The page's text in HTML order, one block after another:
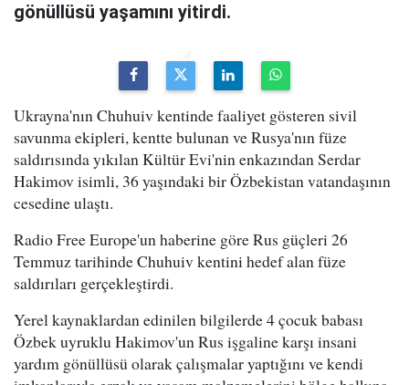
gönüllüsü yaşamını yitirdi.
Ukrayna'nın Chuhuiv kentinde faaliyet gösteren sivil
savunma ekipleri, kentte bulunan ve Rusya'nın füze
saldırısında yıkılan Kültür Evi'nin enkazından Serdar
Hakimov isimli, 36 yaşındaki bir Özbekistan vatandaşının
cesedine ulaştı.
Radio Free Europe'un haberine göre Rus güçleri 26
Temmuz tarihinde Chuhuiv kentini hedef alan füze
saldırıları gerçekleştirdi.
Yerel kaynaklardan edinilen bilgilerde 4 çocuk babası
Özbek uyruklu Hakimov'un Rus işgaline karşı insani
yardım gönüllüsü olarak çalışmalar yaptığını ve kendi